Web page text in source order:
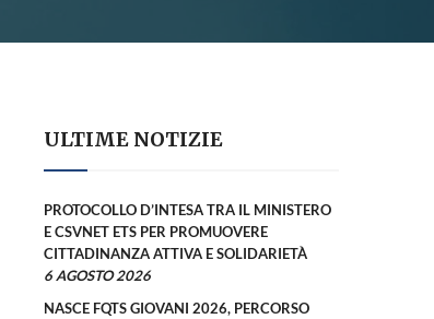
ULTIME NOTIZIE
PROTOCOLLO D’INTESA TRA IL MINISTERO
E CSVNET ETS PER PROMUOVERE
CITTADINANZA ATTIVA E SOLIDARIETÀ
6 AGOSTO 2026
NASCE FQTS GIOVANI 2026, PERCORSO